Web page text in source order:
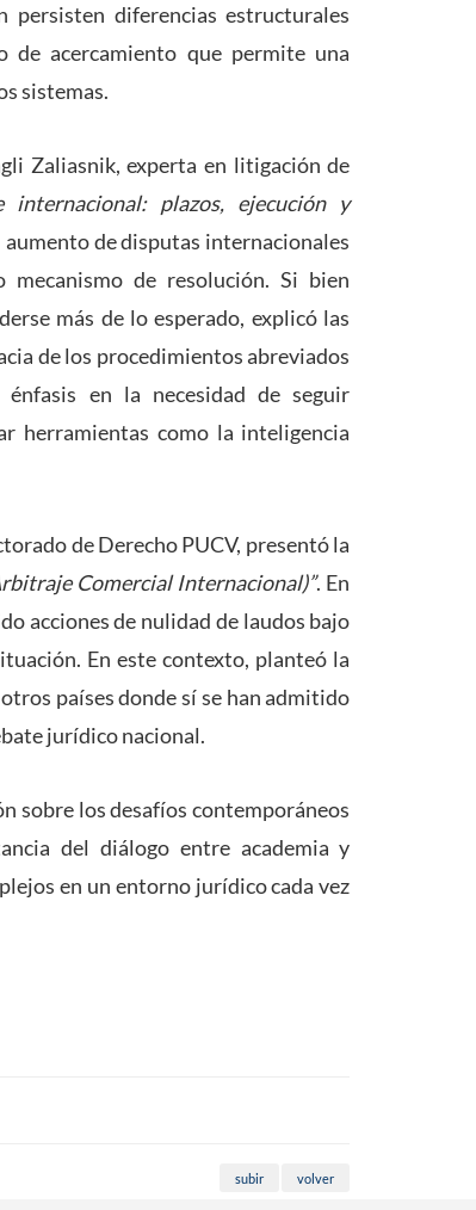
persisten diferencias estructurales
de acercamiento que permite una
sistemas.
Zaliasnik, experta en litigación de
internacional: plazos, ejecución y
de disputas internacionales
de resolución. Si bien
más de lo esperado, explicó las
de los procedimientos abreviados
en la necesidad de seguir
herramientas como la inteligencia
de Derecho PUCV, presentó la
Comercial Internacional)”. En
acciones de nulidad de laudos bajo
En este contexto, planteó la
países donde sí se han admitido
jurídico nacional.
sobre los desafíos contemporáneos
del diálogo entre academia y
en un entorno jurídico cada vez
subir volver